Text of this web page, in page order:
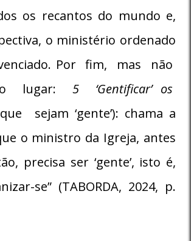
os recantos do mundo e,
o ministério ordenado
Por fim, mas não
lugar:5 ‘Gentificar’ os
sejam ‘gente’): chama a
o ministro da Igreja, antes
precisa ser ‘gente’, isto é,
se” (TABORDA, 2024, p.